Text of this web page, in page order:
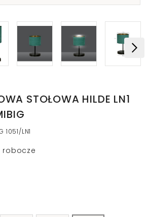
STOŁOWA HILDE LN1
1051/LN1
robocze